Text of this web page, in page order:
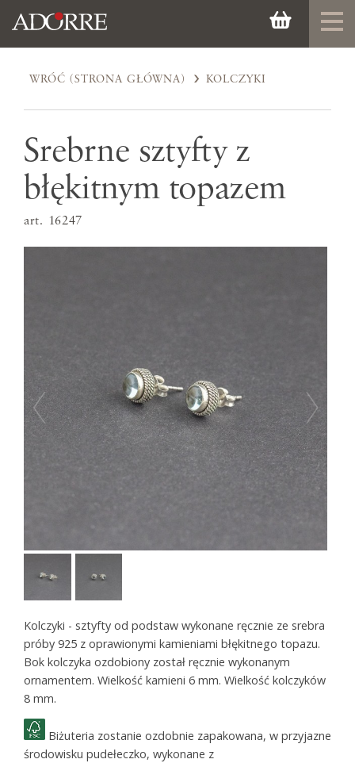
WRÓĆ (STRONA GŁÓWNA) KOLCZYKI
Srebrne sztyfty z
błękitnym topazem
art. 16247
Kolczyki - sztyfty od podstaw wykonane ręcznie ze srebra
próby 925 z oprawionymi kamieniami błękitnego topazu.
Bok kolczyka ozdobiony został ręcznie wykonanym
ornamentem. Wielkość kamieni 6 mm. Wielkość kolczyków
8 mm.
Biżuteria zostanie ozdobnie zapakowana, w przyjazne
środowisku pudełeczko, wykonane z